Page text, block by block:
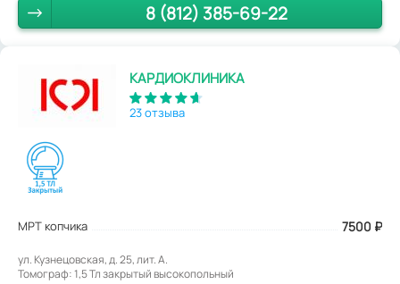
8 (812) 385-69-22
КАРДИОКЛИНИКА
23 отзыва
МРТ копчика 7500 ₽
ул. Кузнецовская, д. 25, лит. А.
Томограф: 1,5 Тл закрытый высокопольный